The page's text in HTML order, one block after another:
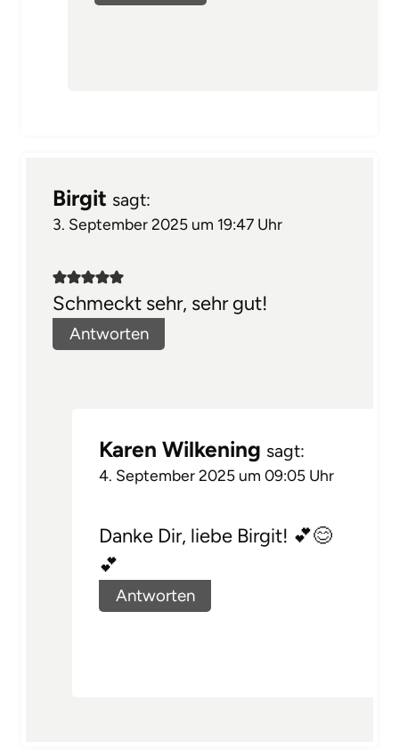
Birgit sagt:
3. September 2025 um 19:47 Uhr
Schmeckt sehr, sehr gut!
Antworten
Karen Wilkening sagt:
4. September 2025 um 09:05 Uhr
Danke Dir, liebe Birgit! 💕😊
💕
Antworten